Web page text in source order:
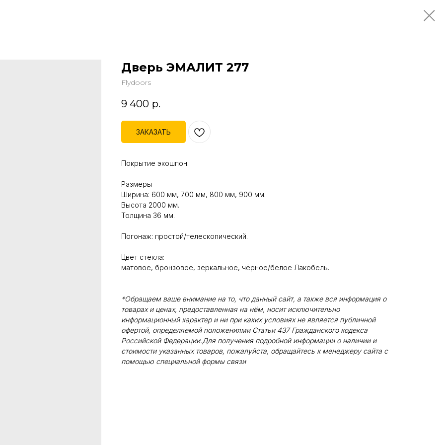
Дверь ЭМАЛИТ 277
Flydoors
9 400 р.
ЗАКАЗАТЬ
Покрытие экошпон.
Размеры
Ширина: 600 мм, 700 мм, 800 мм, 900 мм.
Высота 2000 мм.
Толщина 36 мм.
Погонаж: простой/телескопический.
Цвет стекла:
матовое, бронзовое, зеркальное, чёрное/белое Лакобель.
*Обращаем ваше внимание на то, что данный сайт, а также вся информация о
товарах и ценах, предоставленная на нём, носит исключительно
информационный характер и ни при каких условиях не является публичной
офертой, определяемой положениями Статьи 437 Гражданского кодекса
Российской Федерации.Для получения подробной информации о наличии и
стоимости указанных товаров, пожалуйста, обращайтесь к менеджеру сайта с
помощью специальной формы связи